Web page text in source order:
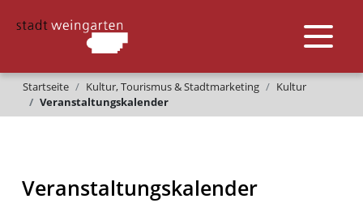
Startseite Kultur, Tourismus & Stadtmarketing
Kultur
Veranstaltungskalender
Veranstaltungskalender